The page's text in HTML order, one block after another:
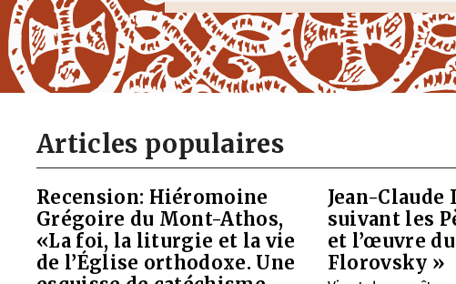
Articles populaires
Recension: Hiéromoine
Grégoire du Mont-Athos,
«La foi, la liturgie et la vie
de l’Église orthodoxe. Une
Jean-Claude
suivant les
et l’œuvre
Florovsky »